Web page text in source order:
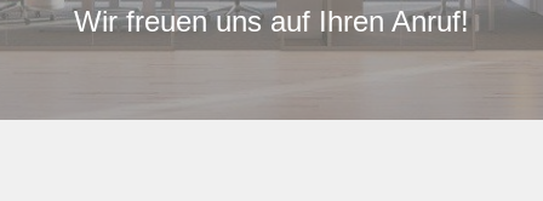
Wir freuen uns auf Ihren Anruf!